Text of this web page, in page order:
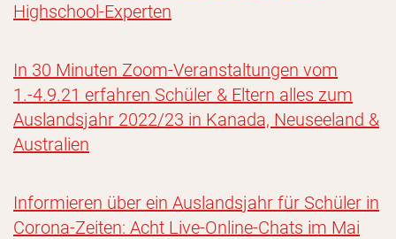
Highschool-Experten
In 30 Minuten Zoom-Veranstaltungen vom
1.-4.9.21 erfahren Schüler & Eltern alles zum
Auslandsjahr 2022/23 in Kanada, Neuseeland &
Australien
Informieren über ein Auslandsjahr für Schüler in
Corona-Zeiten: Acht Live-Online-Chats im Mai